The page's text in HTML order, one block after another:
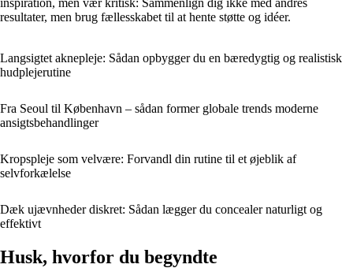
resultater, men brug fællesskabet til at hente støtte og idéer.
Langsigtet aknepleje: Sådan opbygger du en bæredygtig og realistisk
hudplejerutine
Fra Seoul til København – sådan former globale trends moderne
ansigtsbehandlinger
Kropspleje som velvære: Forvandl din rutine til et øjeblik af
selvforkælelse
Dæk ujævnheder diskret: Sådan lægger du concealer naturligt og
effektivt
Husk, hvorfor du begyndte